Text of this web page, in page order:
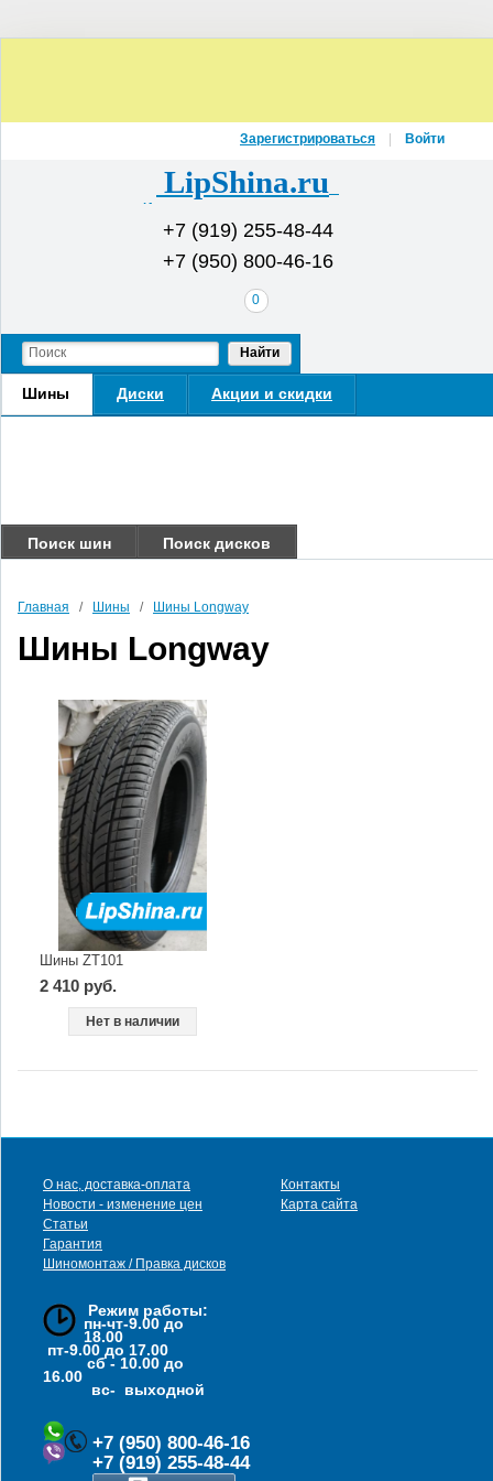
LipShina.ru
Интернет-магазин шин и дисков
+7 (919) 255-48-44
+7 (950) 800-46-16
В
вашей
корзине
0
Шины Диски Акции и скидки
Найти
Зарегистрироваться Войти
Поиск шин Поиск дисков
Главная / Шины / Шины Longway
Шины Longway
Шины ZT101
2 410 руб.
Нет в наличии
О нас, доставка-оплата
Новости - изменение цен
Статьи
Гарантия
Шиномонтаж / Правка дисков
Контакты
Карта сайта
Режим работы:
пн-чт-9.00 до
18.00
пт-9.00 до 17.00
сб - 10.00 до
16.00
вс- выходной
+7 (950) 800-46-16
+7 (919) 255-48-44